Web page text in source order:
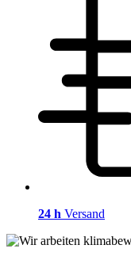
24 h Versand